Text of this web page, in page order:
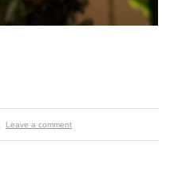
Leave a comment